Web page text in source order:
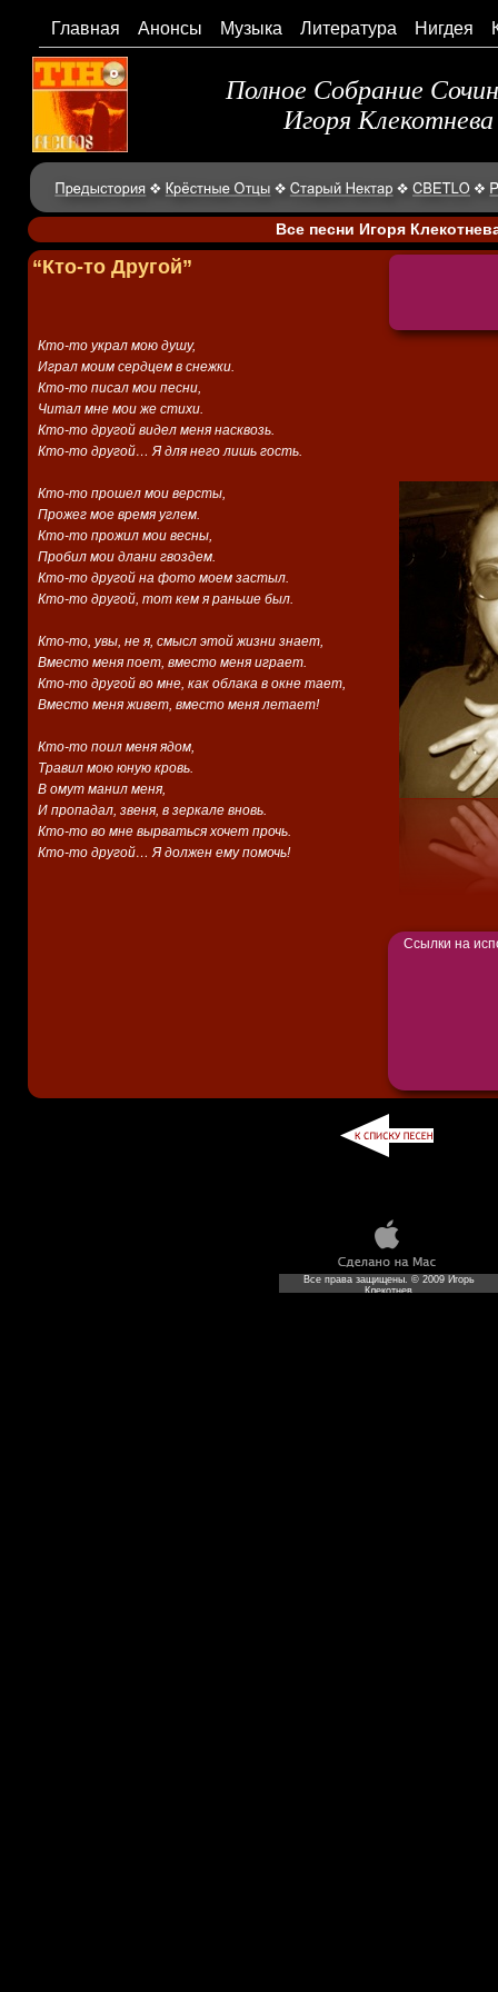
Главная Анонсы Музыка Литература Нигдея
Полное Собрание
Игоря Клекотнева
Все песни Игоря
Кто-то украл мою душу,
Играл моим сердцем в снежки.
Кто-то писал мои песни,
Читал мне мои же стихи.
Кто-то другой видел меня насквозь.
Кто-то другой… Я для него лишь гость.
Кто-то прошел мои версты,
Прожег мое время углем.
Кто-то прожил мои весны,
Пробил мои длани гвоздем.
Кто-то другой на фото моем застыл.
Кто-то другой, тот кем я раньше был.
Кто-то, увы, не я, смысл этой жизни знает,
Вместо меня поет, вместо меня играет.
Кто-то другой во мне, как облака в окне тает,
Вместо меня живет, вместо меня летает!
Кто-то поил меня ядом,
Травил мою юную кровь.
В омут манил меня,
И пропадал, звеня, в зеркале вновь.
Кто-то во мне вырваться хочет прочь.
Кто-то другой… Я должен ему помочь!
“Кто-то Другой”
Ссылки на
Все права защищены. © 2009 Игорь
Клекотнев